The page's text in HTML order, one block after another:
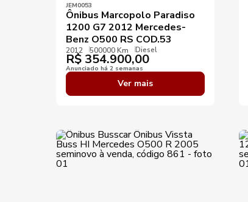
JEM0053
Ônibus Marcopolo Paradiso
1200 G7 2012 Mercedes-
Benz O500 RS COD.53
2012 500000 Km Diesel
R$ 354.900,00
Anunciado há 2 semanas
Ver mais